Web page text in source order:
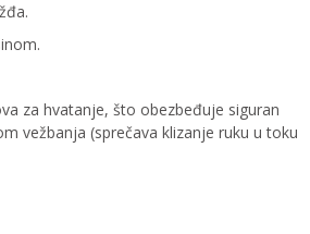
za hvatanje, što obezbeđuje siguran
vežbanja (sprečava klizanje ruku u toku